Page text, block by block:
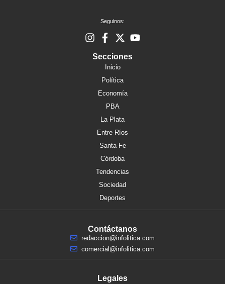
Seguinos:
Secciones
Inicio
Política
Economía
PBA
La Plata
Entre Ríos
Santa Fe
Córdoba
Tendencias
Sociedad
Deportes
Contáctanos
redaccion@infolitica.com
comercial@infolitica.com
Legales